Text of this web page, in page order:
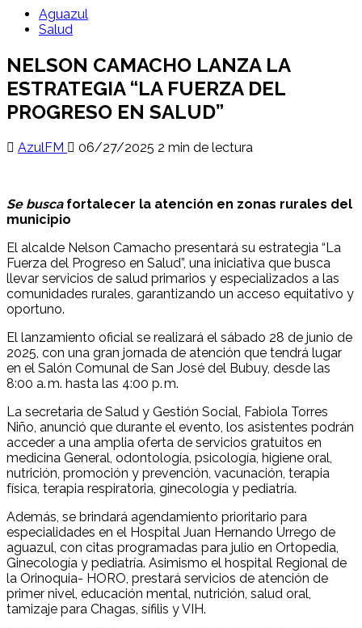
Aguazul
Salud
NELSON CAMACHO LANZA LA
ESTRATEGIA “LA FUERZA DEL
PROGRESO EN SALUD”
AzulFM 06/27/2025 2 min de lectura
Se buscafortalecer la atención en zonas rurales del
municipio
El alcalde Nelson Camacho presentará su estrategia “La
Fuerza del Progreso en Salud”, una iniciativa que busca
llevar servicios de salud primarios y especializados a las
comunidades rurales, garantizando un acceso equitativo y
oportuno.
El lanzamiento oficial se realizará el sábado 28 de junio de
2025, con una gran jornada de atención que tendrá lugar
en el Salón Comunal de San José del Bubuy, desde las
8:00 a. m. hasta las 4:00 p. m.
La secretaria de Salud y Gestión Social, Fabiola Torres
Niño, anunció que durante el evento, los asistentes podrán
acceder a una amplia oferta de servicios gratuitos en
medicina General, odontología, psicología, higiene oral,
nutrición, promoción y prevención, vacunación, terapia
física, terapia respiratoria, ginecología y pediatría.
Además, se brindará agendamiento prioritario para
especialidades en el Hospital Juan Hernando Urrego de
aguazul, con citas programadas para julio en Ortopedia,
Ginecología y pediatría. Asimismo el hospital Regional de
la Orinoquia- HORO, prestará servicios de atención de
primer nivel, educación mental, nutrición, salud oral,
tamizaje para Chagas, sífilis y VIH.